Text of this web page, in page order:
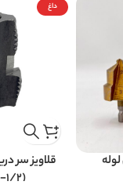
داغ
قلاویز سر
1/2)